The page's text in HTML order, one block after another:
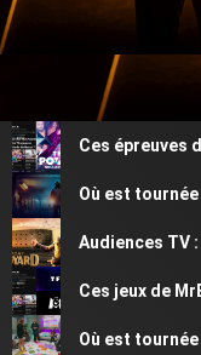
Ces épreuves de
Où est tournée
Audiences TV :
Ces jeux de
Où est tournée